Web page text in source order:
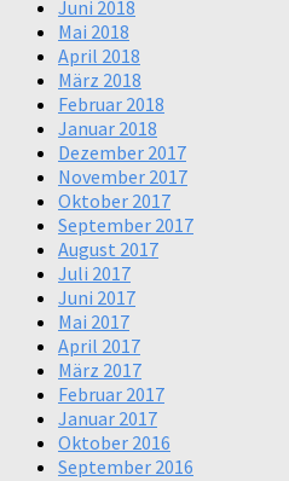
Juni 2018
Mai 2018
April 2018
März 2018
Februar 2018
Januar 2018
Dezember 2017
November 2017
Oktober 2017
September 2017
August 2017
Juli 2017
Juni 2017
Mai 2017
April 2017
März 2017
Februar 2017
Januar 2017
Oktober 2016
September 2016